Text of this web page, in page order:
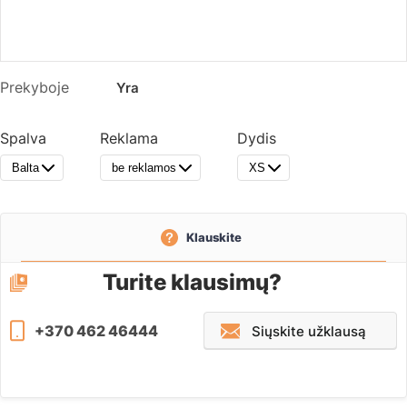
Prekyboje Yra
Spalva
Balta
Reklama
be reklamos
Dydis
XS
Klauskite
Turite klausimų?
+370 462 46444 Siųskite užklausą